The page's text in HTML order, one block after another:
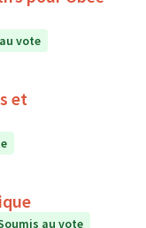
vote
et
au vote